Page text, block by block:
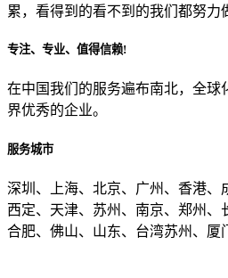
目前主要的营销渠道是？
累，看得到的看不到的我们都努力
专注、专业、值得信赖!
在中国我们的服务遍布南北，全球
界优秀的企业。
服务城市
深圳、上海、北京、广州、香港、
西定、天津、苏州、南京、郑州、
合肥、佛山、山东、台湾苏州、厦